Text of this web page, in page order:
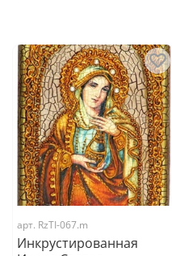
арт. RzTI-067.m
Инкрустированная